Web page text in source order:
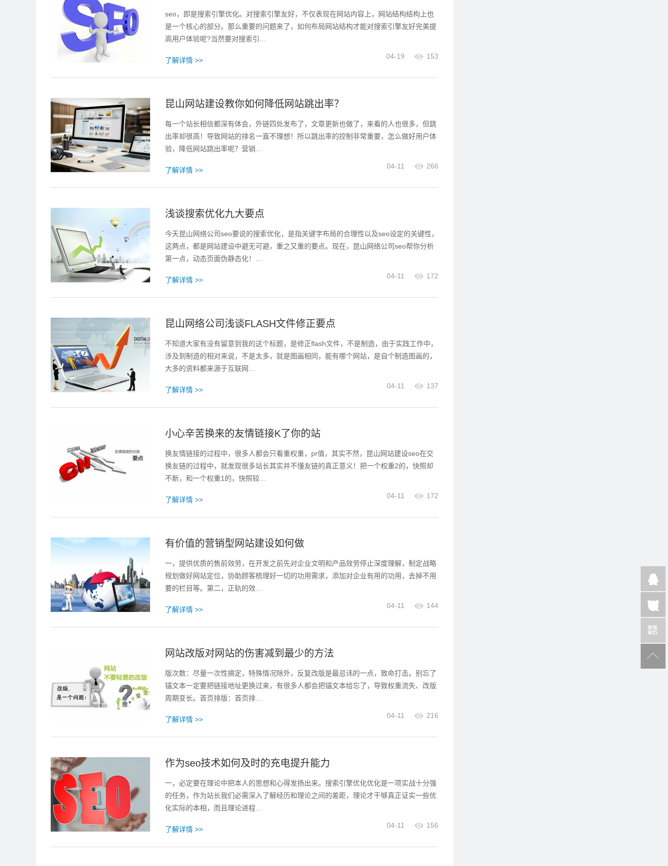
seo，即是搜索引擎优化。对搜索引擎友好，不仅表现在网站内容上，网站结构结构上也
是一个核心的部分。那么重要的问题来了，如何布局网站结构才能对搜索引擎友好完美提
高用户体验呢?当然要对搜索引…
了解详情 >> 04-19 153
昆山网站建设教你如何降低网站跳出率？
每一个站长相信都深有体会，外链四处发布了，文章更新也做了，来看的人也很多，但跳
出率却很高！导致网站的排名一直不理想！所以跳出率的控制非常重要，怎么做好用户体
验，降低网站跳出率呢？营销…
了解详情 >> 04-11 266
浅谈搜索优化九大要点
今天昆山网络公司seo要说的搜索优化，是指关键字布局的合理性以及seo设定的关键性，
这两点，都是网站建设中避无可避，重之又重的要点。现在，昆山网络公司seo帮你分析
第一点，动态页面伪静态化！…
了解详情 >> 04-11 172
昆山网络公司浅谈FLASH文件修正要点
不知道大家有没有留意到我的这个标题，是修正flash文件，不是制造，由于实践工作中，
涉及到制造的相对来说，不是太多，就是图画相同，能有哪个网站，是自个制造图画的，
大多的资料都来源于互联网…
了解详情 >> 04-11 137
小心辛苦换来的友情链接K了你的站
换友情链接的过程中，很多人都会只看重权重，pr值，其实不然，昆山网站建设seo在交
换友链的过程中，就发现很多站长其实并不懂友链的真正意义！把一个权重2的，快照却
不新，和一个权重1的，快照较…
了解详情 >> 04-11 172
有价值的营销型网站建设如何做
一，提供优质的售前效劳，在开发之前先对企业文明和产品效劳停止深度理解，制定战略
规划做好网站定位，协助顾客梳理好一切的功用需求，添加对企业有用的功用，去掉不用
要的栏目等。第二，正轨的效…
了解详情 >> 04-11 144
网站改版对网站的伤害减到最少的方法
版次数：尽量一次性搞定，特殊情况除外，反复改版是最忌讳的一点，致命打击。别忘了
锚文本一定要把链接地址更换过来，有很多人都会把锚文本给忘了，导致权重流失、改版
周期变长。首页排版：首页排…
了解详情 >> 04-11 216
作为seo技术如何及时的充电提升能力
一，必定要在理论中把本人的思想和心得发扬出来。搜索引擎优化优化是一项实战十分强
的任务，作为站长我们必需深入了解经历和理论之间的差距，理论才干够真正证实一些优
化实际的本相，而且理论进程…
了解详情 >> 04-11 156